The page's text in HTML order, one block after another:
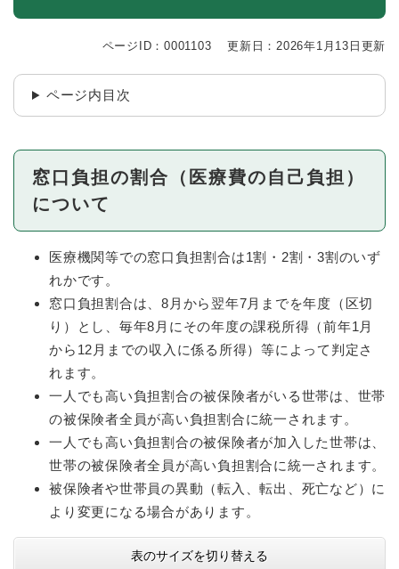
ページID：0001103 更新日：2026年1月13日更新
ページ内目次
窓口負担の割合（医療費の自己負担）
について
医療機関等での窓口負担割合は1割・2割・3割のいず
れかです。
窓口負担割合は、8月から翌年7月までを年度（区切
り）とし、毎年8月にその年度の課税所得（前年1月
から12月までの収入に係る所得）等によって判定さ
れます。
一人でも高い負担割合の被保険者がいる世帯は、世帯
の被保険者全員が高い負担割合に統一されます。
一人でも高い負担割合の被保険者が加入した世帯は、
世帯の被保険者全員が高い負担割合に統一されます。
被保険者や世帯員の異動（転入、転出、死亡など）に
より変更になる場合があります。
表のサイズを切り替える